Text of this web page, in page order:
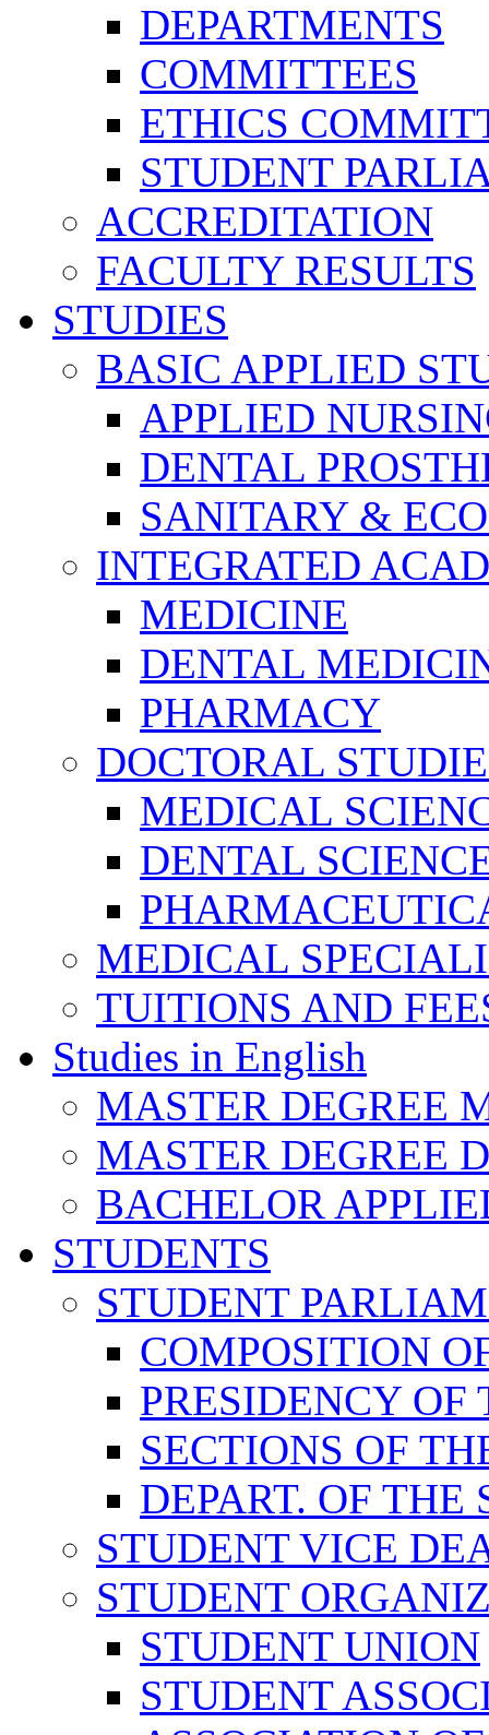
DEPARTMENTS
COMMITTEES
ETHICS
STUDENT
ACCREDITATION
FACULTY RESULTS
STUDIES
BASIC APPLIED
APPLIED
DENTAL
SANITARY &
INTEGRATED
MEDICINE
DENTAL
PHARMACY
DOCTORAL
MEDICAL
DENTAL
MEDICAL
TUITIONS AND
Studies in English
MASTER DEGREE
MASTER DEGREE
BACHELOR
STUDENTS
STUDENT
COMPOSITION
PRESIDENCY
SECTIONS OF
DEPART. OF
STUDENT VICE
STUDENT
STUDENT UNION
STUDENT